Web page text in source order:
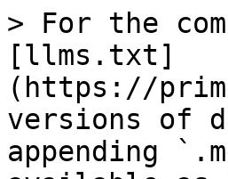
> For the
[llms.txt]
(https://
versions of
appending